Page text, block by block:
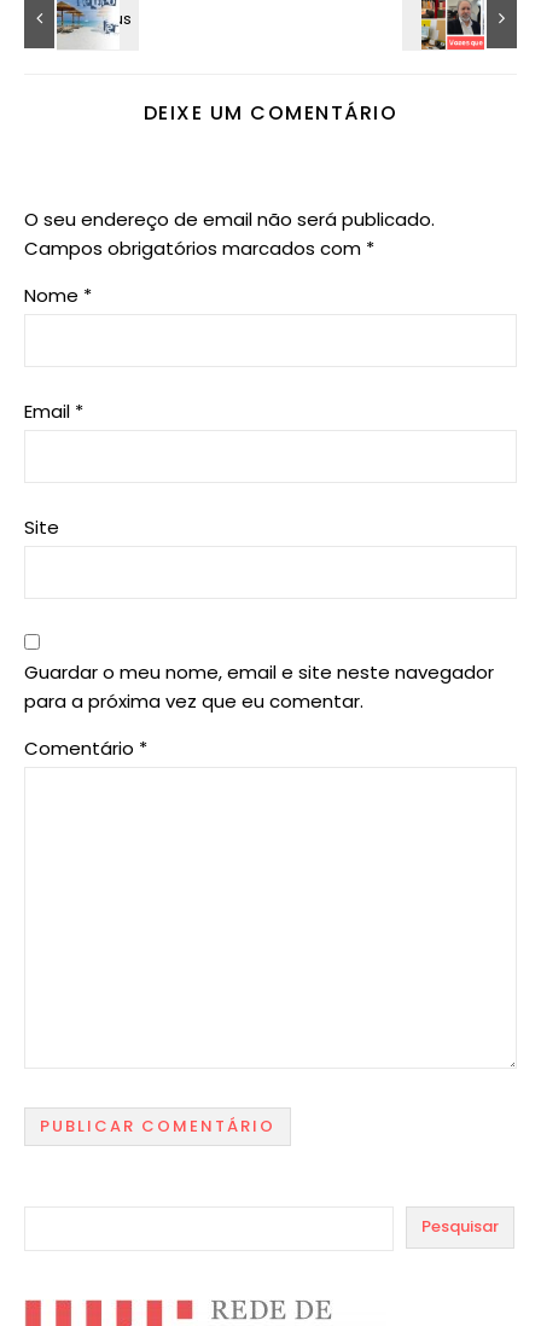
DEIXE UM COMENTÁRIO
O seu endereço de email não será publicado.
Campos obrigatórios marcados com *
Nome *
Email *
Site
Guardar o meu nome, email e site neste navegador
para a próxima vez que eu comentar.
Comentário *
Pesquisar